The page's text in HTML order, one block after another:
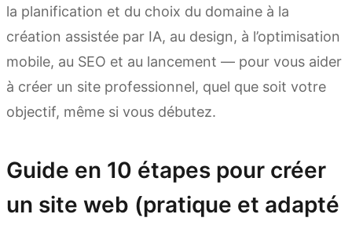
la planification et du choix du domaine à la
création assistée par IA, au design, à l’optimisation
mobile, au SEO et au lancement — pour vous aider
à créer un site professionnel, quel que soit votre
objectif, même si vous débutez.
Guide en 10 étapes pour créer
un site web (pratique et adapté